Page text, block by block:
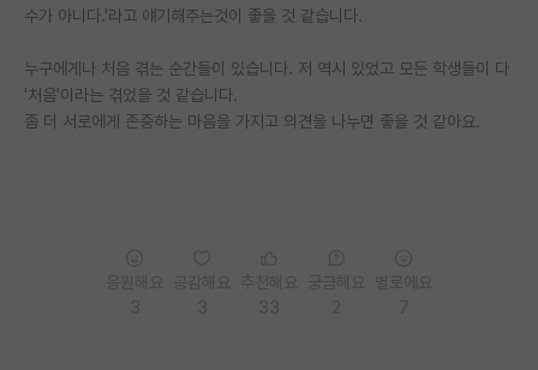
수가 아니다.'라고 얘기해주는것이 좋을 것 같습니다.
누구에게나 처음 겪는 순간들이 있습니다. 저 역시 있었고 모든 학생들이 다
'처음'이라는 겪었을 것 같습니다.
좀 더 서로에게 존중하는 마음을 가지고 의견을 나누면 좋을 것 같아요.